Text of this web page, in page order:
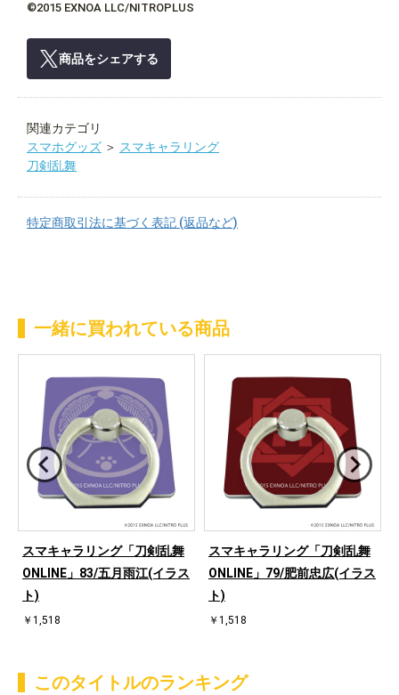
©2015 EXNOA LLC/NITROPLUS
商品をシェアする
関連カテゴリ
スマホグッズ ＞ スマキャラリング
刀剣乱舞
特定商取引法に基づく表記 (返品など)
一緒に買われている商品
スマキャラリング「刀剣乱舞
ONLINE」83/五月雨江(イラス
ト)
￥1,518
スマキャラリング「刀剣乱舞
ONLINE」79/肥前忠広(イラス
ト)
￥1,518
このタイトルのランキング